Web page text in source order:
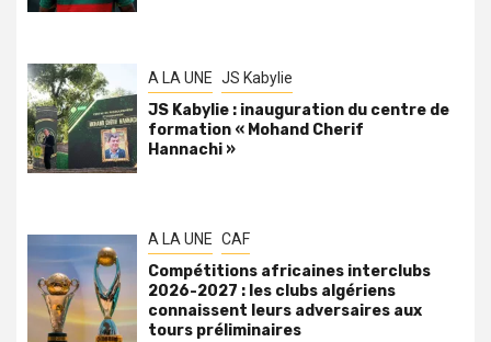
A LA UNE JS Kabylie
JS Kabylie : inauguration du centre de
formation « Mohand Cherif
Hannachi »
A LA UNE CAF
Compétitions africaines interclubs
2026-2027 : les clubs algériens
connaissent leurs adversaires aux
tours préliminaires